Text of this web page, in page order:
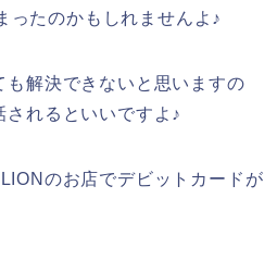
ったのかもしれませんよ♪
解決できないと思いますの
れるといいですよ♪
のお店でデビットカードが